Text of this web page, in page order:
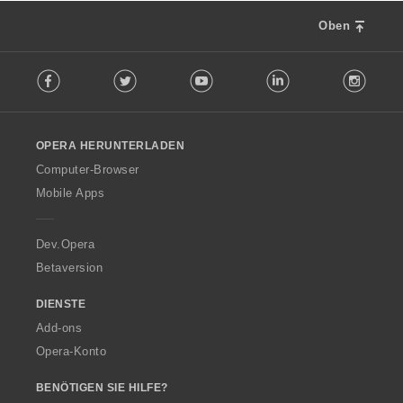
Oben
o
w
O
p
a
Facebook Twitter Youtube LinkedIn
OPERA HERUNTERLADEN
Computer-Browser
Mobile Apps
Dev.Opera
Betaversion
DIENSTE
Add-ons
Opera-Konto
BENÖTIGEN SIE HILFE?